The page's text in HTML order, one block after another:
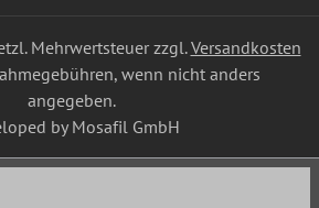
Mehrwertsteuer zzgl.Versandkosten
wenn nicht anders
angegeben.
by Mosafil GmbH